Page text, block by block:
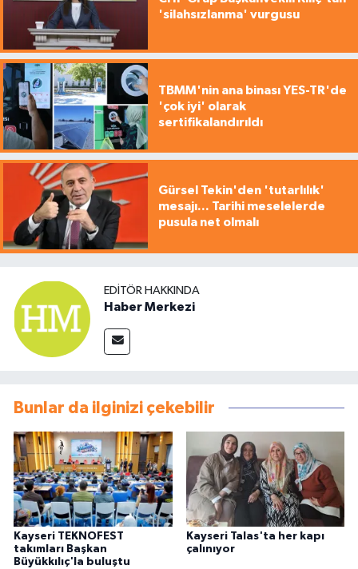
'silahsızlanma' vurgusu
TBMM'nin ana binası YES-TR'de
'çok iyi' olarak
sertifikalandırıldı
Gürsel Tekin'den 'tutarlılık'
mesajı... Tarihi meselelerde
pusula net olmalı
EDITÖR HAKKINDA
Haber Merkezi
Bunlar da ilginizi çekebilir
Kayseri TEKNOFEST
takımları Başkan
Büyükkılıç'la buluştu
Kayseri Talas'ta her kapı
çalınıyor